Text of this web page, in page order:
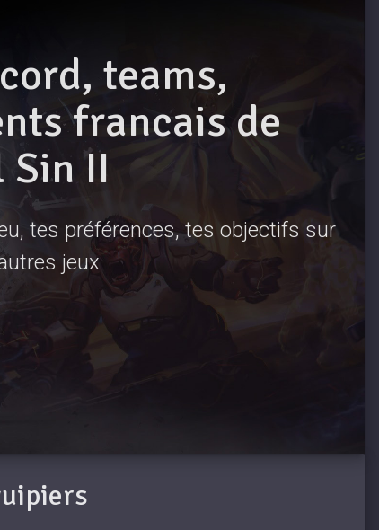
teams,
francais de
II
tes préférences, tes objectifs sur
jeux